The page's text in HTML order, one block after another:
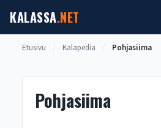
sisältöön
KALASSA.NET
Etusivu Kalapedia Pohjasiima
Pohjasiima